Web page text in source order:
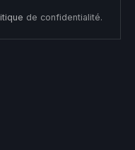
de confidentialité.